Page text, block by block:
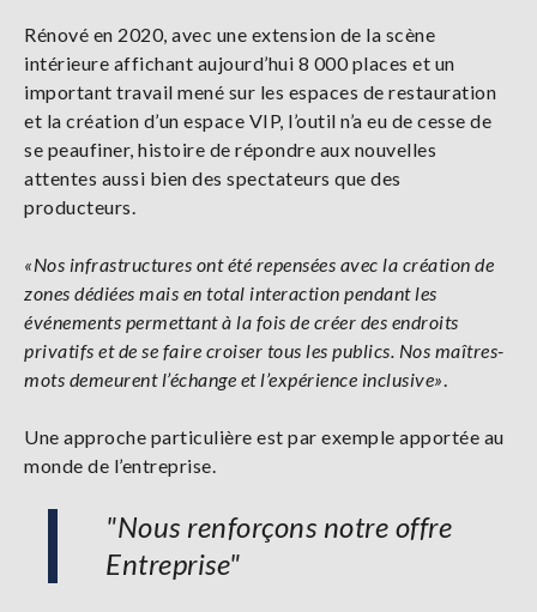
Rénové en 2020, avec une extension de la scène
intérieure affichant aujourd’hui 8 000 places et un
important travail mené sur les espaces de restauration
et la création d’un espace VIP, l’outil n’a eu de cesse de
se peaufiner, histoire de répondre aux nouvelles
attentes aussi bien des spectateurs que des
producteurs.
«Nos infrastructures ont été repensées avec la création de
zones dédiées mais en total interaction pendant les
événements permettant à la fois de créer des endroits
privatifs et de se faire croiser tous les publics. Nos maîtres-
mots demeurent l’échange et l’expérience inclusive».
Une approche particulière est par exemple apportée au
monde de l’entreprise.
"Nous renforçons notre offre
Entreprise"